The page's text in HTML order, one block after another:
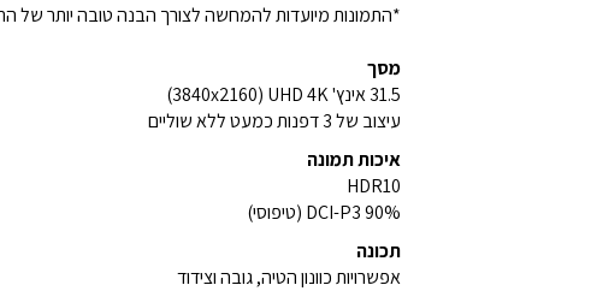
*התמונות מיועדות להמחשה לצורך הבנה טובה יותר של
מסך
31.5 אינץ' UHD 4K ‏(3840x2160)
עיצוב של 3 דפנות כמעט ללא שוליים
איכות תמונה
HDR10
DCI-P3 90% (טיפוסי)
תכונה
אפשרויות כוונון הטיה, גובה וצידוד